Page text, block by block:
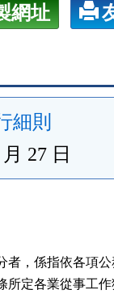
網址
細則
27 日
者，係指依各項
所定各業從事工